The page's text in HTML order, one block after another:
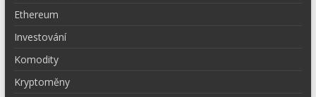
Ethereum
Investování
Komodity
Kryptoměny